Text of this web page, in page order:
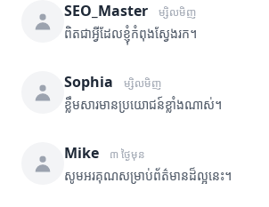
SEO_Master ម្សិលមិញ
ពិតជាអ្វីដែលខ្ញុំកំពុងស្វែងរក។
Sophia ម្សិលមិញ
ខ្លឹមសារមានប្រយោជន៍ខ្លាំងណាស់។
Mike ៣ ថ្ងៃមុន
សូមអរគុណសម្រាប់ព័ត៌មានដ៏ល្អនេះ។